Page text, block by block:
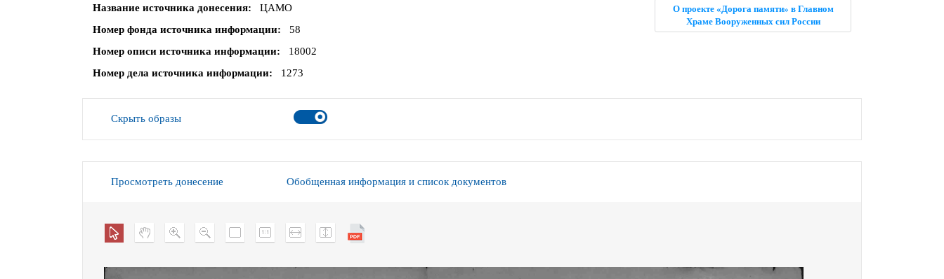
О проекте «Дорога памяти» в Главном
Храме Вооруженных сил России
Название источника донесения
ЦАМО
Номер фонда источника информации
58
Номер описи источника информации
18002
Номер дела источника информации
1273
Скрыть образы
Просмотреть донесение Обобщенная информация и список документов